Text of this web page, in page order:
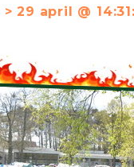
> 29 april @